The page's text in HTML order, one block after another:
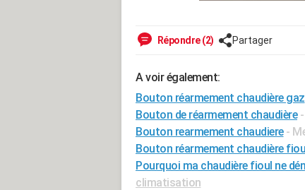
Répondre (2) Partager
A voir également:
Bouton réarmement chaudière gaz
Bouton de réarmement chaudière
Bouton rearmement chaudiere -
Bouton réarmement chaudière
Pourquoi ma chaudière fioul ne
climatisation